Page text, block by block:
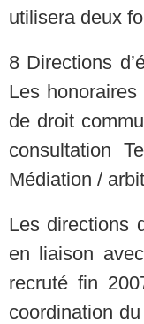
utilisera deux
8 Directions
Les
de droit
consultation
Médiation /
Les directions
en liaison
recruté fin
coordination